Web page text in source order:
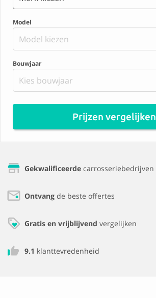
Model
Model kiezen
Bouwjaar
Kies bouwjaar
Prijzen vergelijken
Gekwalificeerde carrosseriebedrijven
Ontvang de beste offertes
Gratis en vrijblijvend vergelijken
9.1 klanttevredenheid